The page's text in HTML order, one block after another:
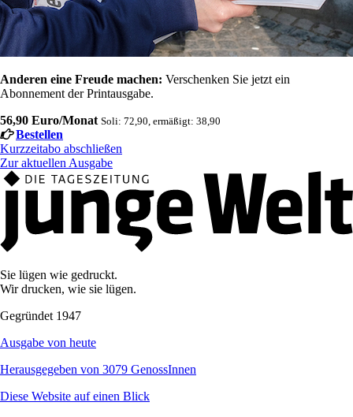
Anderen eine Freude machen: Verschenken Sie jetzt ein
Abonnement der Printausgabe.
56,90 Euro/Monat Soli: 72,90, ermäßigt: 38,90
Bestellen
Kurzzeitabo abschließen
Zur aktuellen Ausgabe
Sie lügen wie gedruckt.
Wir drucken, wie sie lügen.
Gegründet 1947
Ausgabe von heute
Herausgegeben von 3079 GenossInnen
Diese Website auf einen Blick